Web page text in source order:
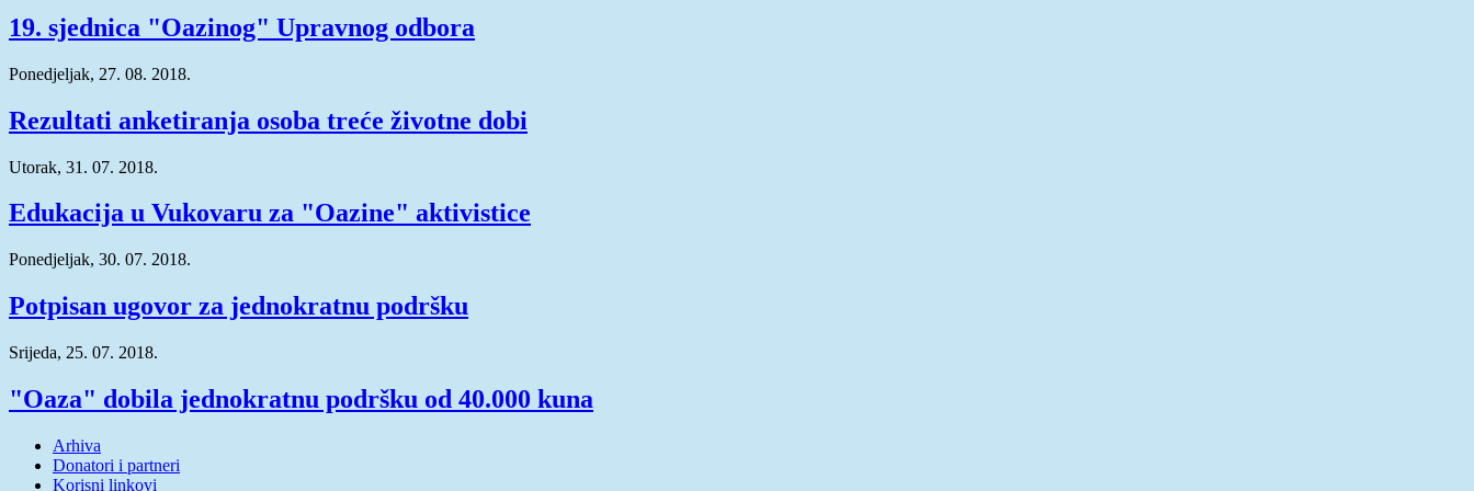
19. sjednica "Oazinog" Upravnog odbora
Ponedjeljak, 27. 08. 2018.
Rezultati anketiranja osoba treće životne dobi
Utorak, 31. 07. 2018.
Edukacija u Vukovaru za "Oazine" aktivistice
Ponedjeljak, 30. 07. 2018.
Potpisan ugovor za jednokratnu podršku
Srijeda, 25. 07. 2018.
"Oaza" dobila jednokratnu podršku od 40.000 kuna
Arhiva
Donatori i partneri
Korisni linkovi